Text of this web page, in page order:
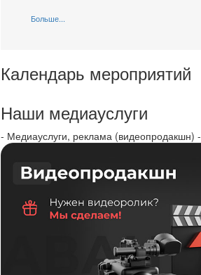
Больше...
Календарь мероприятий
Наши медиауслуги
- Медиауслуги, реклама (видеопродакшн) -